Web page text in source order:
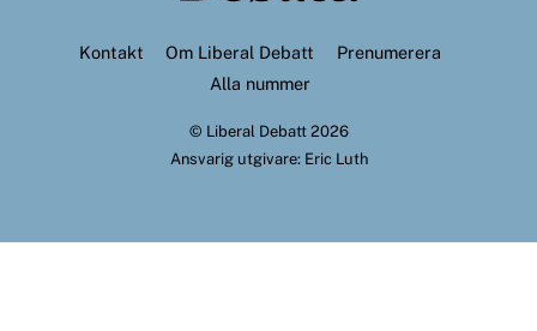
Kontakt Om Liberal Debatt
Prenumerera
Alla nummer
© Liberal Debatt2026
Ansvarig utgivare: Eric Luth